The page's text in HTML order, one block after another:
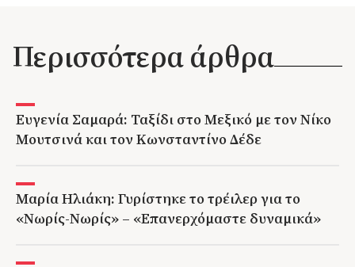
Περισσότερα άρθρα
Ευγενία Σαμαρά: Ταξίδι στο Μεξικό με τον Νίκο
Μουτσινά και τον Κωνσταντίνο Δέδε
Μαρία Ηλιάκη: Γυρίστηκε το τρέιλερ για το
«Νωρίς-Νωρίς» – «Επανερχόμαστε δυναμικά»